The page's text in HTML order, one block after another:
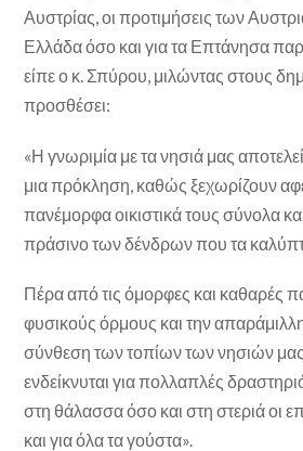
Αυστρίας, οι προτιμήσεις των
Ελλάδα όσο και για τα Επτάνησα
είπε ο κ. Σπύρου, μιλώντας στους
προσθέσει:
«Η γνωριμία με τα νησιά μας
μια πρόκληση, καθώς ξεχωρίζουν
πανέμορφα οικιστικά τους σύνολα
πράσινο των δένδρων που τα
Πέρα από τις όμορφες και καθαρές
φυσικούς όρμους και την
σύνθεση των τοπίων των νησιών
ενδείκνυται για πολλαπλές
στη θάλασσα όσο και στη στεριά οι
και για όλα τα γούστα».